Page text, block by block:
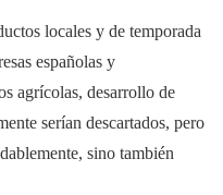
locales y de temporada
españolas y
agrícolas, desarrollo de
serían descartados, pero
sino también